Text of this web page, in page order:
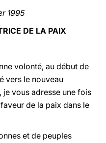
1995
DE LA PAIX
volonté, au début de
vers le nouveau
vous adresse une fois
de la paix dans le
et de peuples